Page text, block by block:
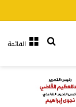
القائمةبحث عن